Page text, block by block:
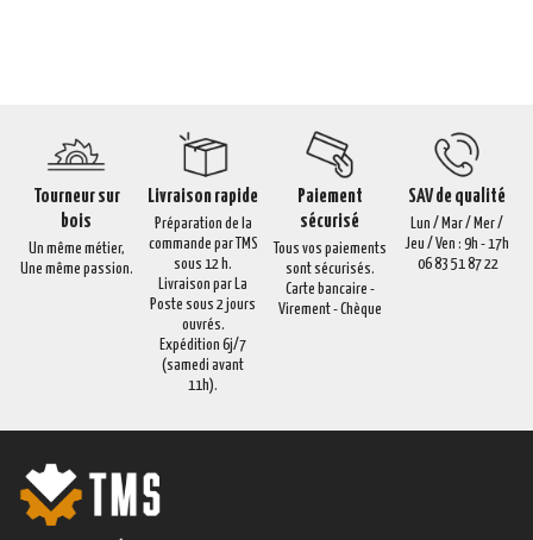
Tourneur sur
bois
Un même métier,
Une même passion.
Livraison rapide
Préparation de la
commande par TMS
sous 12 h.
Livraison par La
Poste sous 2 jours
ouvrés.
Expédition 6j/7
(samedi avant
11h).
Paiement
sécurisé
Tous vos paiements
sont sécurisés.
Carte bancaire -
Virement - Chèque
SAV de qualité
Lun / Mar / Mer /
Jeu / Ven : 9h - 17h
06 83 51 87 22